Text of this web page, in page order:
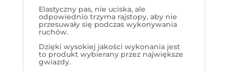
Elastyczny pas, nie uciska, ale
odpowiednio trzyma rajstopy, aby nie
przesuwały się podczas wykonywania
ruchów.
Dzięki wysokiej jakości wykonania jest
to produkt wybierany przez największe
gwiazdy.